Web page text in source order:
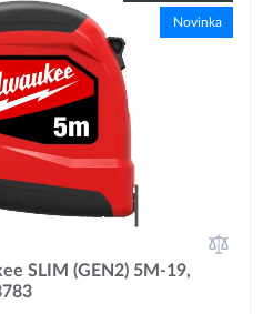
Novinka
SLIM (GEN2) 5M-19,